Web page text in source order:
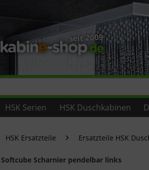
HSK Serien HSK Duschkabinen
HSK Ersatzteile Ersatzteile HSK
Scharnier pendelbar links